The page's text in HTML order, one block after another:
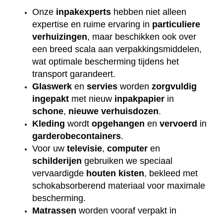
Onze inpakexperts hebben niet alleen
expertise en ruime ervaring in particuliere
verhuizingen, maar beschikken ook over
een breed scala aan verpakkingsmiddelen,
wat optimale bescherming tijdens het
transport garandeert.
Glaswerk en servies worden zorgvuldig
ingepakt met nieuw inpakpapier in
schone, nieuwe verhuisdozen.
Kleding wordt opgehangen en vervoerd in
garderobecontainers.
Voor uw televisie, computer en
schilderijen gebruiken we speciaal
vervaardigde houten kisten, bekleed met
schokabsorberend materiaal voor maximale
bescherming.
Matrassen worden vooraf verpakt in